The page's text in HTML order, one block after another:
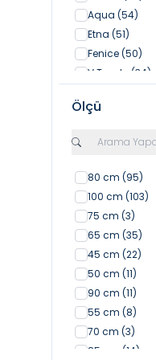
Realstone
Seranit (18)
Shower (64)
Shower
Sukar(34)
Turkuaz
Waterway
Aqua (54)
Etna (51)
Fenice(50)
V Tondo (34)
Bauedge
Life(24)
Eurosmart(23)
Eurocube
(21)
(18)
(15)
(15)
(12)
(9)
Eurocosmo
Ölçü
80 cm (95)
100 cm (103)
75 cm (3)
65 cm (35)
45 cm (22)
50 cm (11)
90 cm (11)
55 cm (8)
70 cm (3)
85 cm (14)